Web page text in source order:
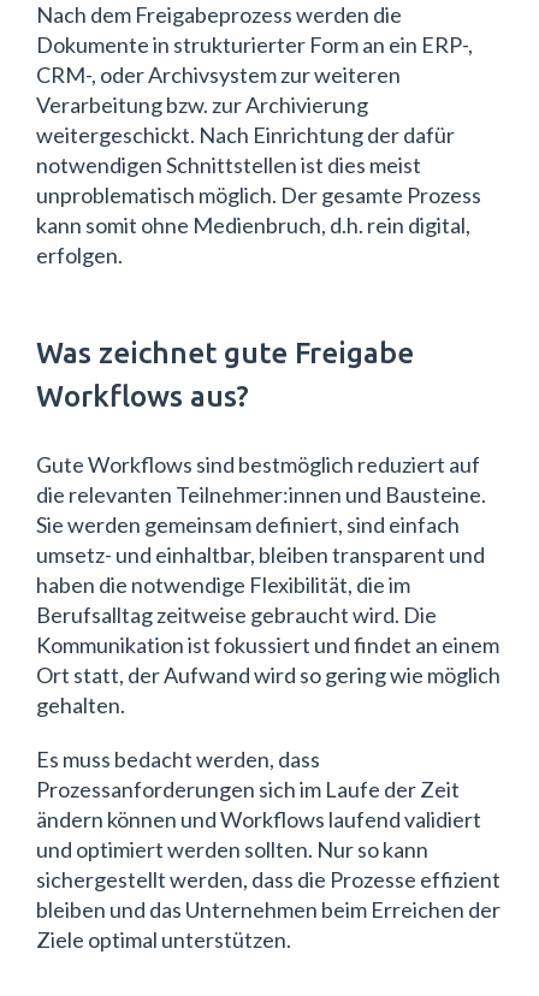
Nach dem Freigabeprozess werden die
Dokumente in strukturierter Form an ein ERP-,
CRM-, oder Archivsystem zur weiteren
Verarbeitung bzw. zur Archivierung
weitergeschickt. Nach Einrichtung der dafür
notwendigen Schnittstellen ist dies meist
unproblematisch möglich. Der gesamte Prozess
kann somit ohne Medienbruch, d.h. rein digital,
erfolgen.
Was zeichnet gute Freigabe
Workflows aus?
Gute Workflows sind bestmöglich reduziert auf
die relevanten Teilnehmer:innen und Bausteine.
Sie werden gemeinsam definiert, sind einfach
umsetz- und einhaltbar, bleiben transparent und
haben die notwendige Flexibilität, die im
Berufsalltag zeitweise gebraucht wird. Die
Kommunikation ist fokussiert und findet an einem
Ort statt, der Aufwand wird so gering wie möglich
gehalten.
Es muss bedacht werden, dass
Prozessanforderungen sich im Laufe der Zeit
ändern können und Workflows laufend validiert
und optimiert werden sollten. Nur so kann
sichergestellt werden, dass die Prozesse effizient
bleiben und das Unternehmen beim Erreichen der
Ziele optimal unterstützen.